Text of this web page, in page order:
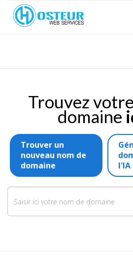
Trouvez
domaine
Trouver un
nouveau nom de
domaine
l'IA